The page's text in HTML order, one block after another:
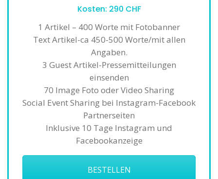
Kosten: 290 CHF
1 Artikel – 400 Worte mit Fotobanner
Text Artikel-ca 450-500 Worte/mit allen
Angaben.
3 Guest Artikel-Pressemitteilungen
einsenden
70 Image Foto oder Video Sharing
Social Event Sharing bei Instagram-Facebook
Partnerseiten
Inklusive 10 Tage Instagram und
Facebookanzeige
BESTELLEN